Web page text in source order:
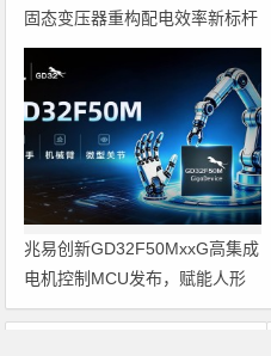
固态变压器重构配电效率新标杆
兆易创新GD32F50MxxG高集成
电机控制MCU发布，赋能人形
机器人关节驱动革新